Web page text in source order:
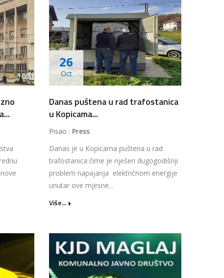
26
Oct
Danas puštena u rad trafostanica
u Kopicama...
Pisao : Press
Danas je u Kopicama puštena u rad
trafostanica čime je riješen dugogodišnji
problem napajanja električnom energije
unutar ove mjesne...
Više...